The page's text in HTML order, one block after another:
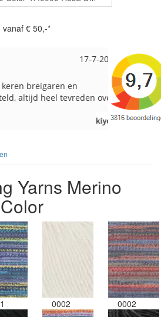
vanaf € 50,-*
17-7-2026
breigaren en
heel tevreden over
Loes uit
Snelle
Yarns Merino
0002 0002